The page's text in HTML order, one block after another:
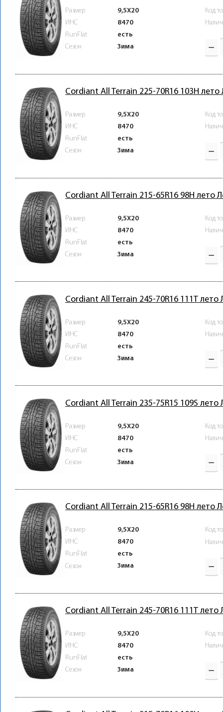
Размер
9,5X20
ИНС
8470
RunFlat
есть
Сезон
Зима
Код
Cordiant All Terrain 225-70R16 103H лето
Размер
9,5X20
ИНС
8470
RunFlat
есть
Сезон
Зима
Код
Cordiant All Terrain 215-65R16 98H лето
Размер
9,5X20
ИНС
8470
RunFlat
есть
Сезон
Зима
Код
Cordiant All Terrain 245-70R16 111T лето
Размер
9,5X20
ИНС
8470
RunFlat
есть
Сезон
Зима
Код
Cordiant All Terrain 235-75R15 109S лето
Размер
9,5X20
ИНС
8470
RunFlat
есть
Сезон
Зима
Код
Cordiant All Terrain 215-65R16 98H лето
Размер
9,5X20
ИНС
8470
RunFlat
есть
Сезон
Зима
Код
Cordiant All Terrain 245-70R16 111T лето
Размер
9,5X20
ИНС
8470
RunFlat
есть
Сезон
Зима
Код